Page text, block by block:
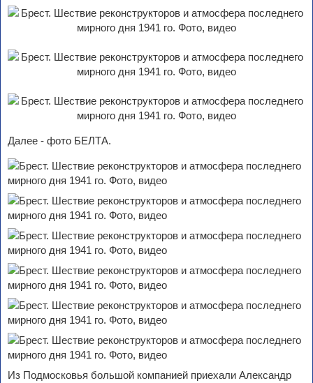
Далее - фото БЕЛТА.
Из Подмосковья большой компанией приехали Александр